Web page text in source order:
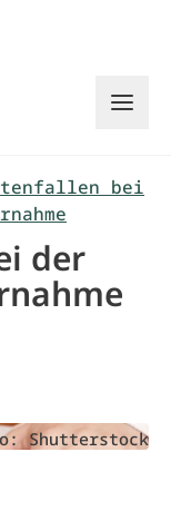
bei
der
Shutterstock